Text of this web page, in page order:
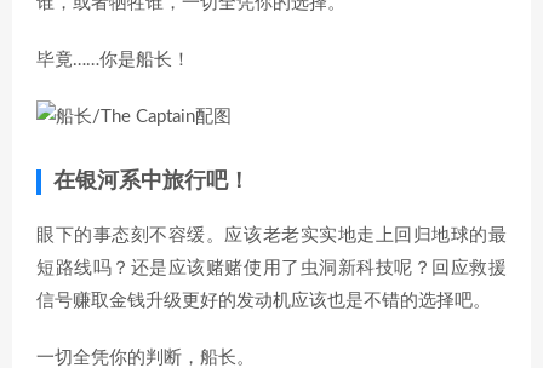
毕竟……你是船长！
在银河系中旅行吧！
眼下的事态刻不容缓。应该老老实实地走上回归地球的最
短路线吗？还是应该赌赌使用了虫洞新科技呢？回应救援
信号赚取金钱升级更好的发动机应该也是不错的选择吧。
一切全凭你的判断，船长。